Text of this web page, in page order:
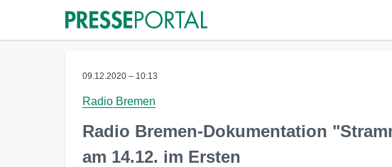
09.12.2020 – 10:13
Radio Bremen
Radio Bremen-Dokumentation
am 14.12. im Ersten